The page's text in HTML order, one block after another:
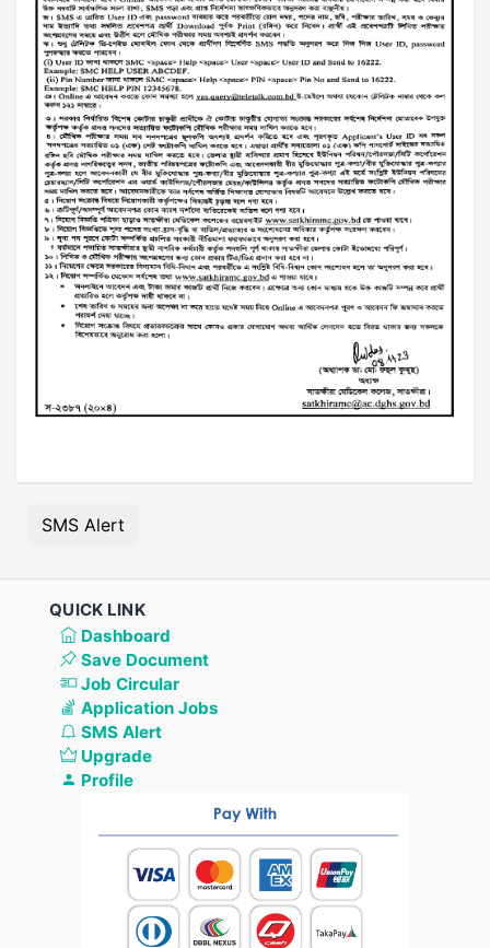
SMS Alert
QUICK LINK
Dashboard
Save Document
Job Circular
Application Jobs
SMS Alert
Upgrade
Profile